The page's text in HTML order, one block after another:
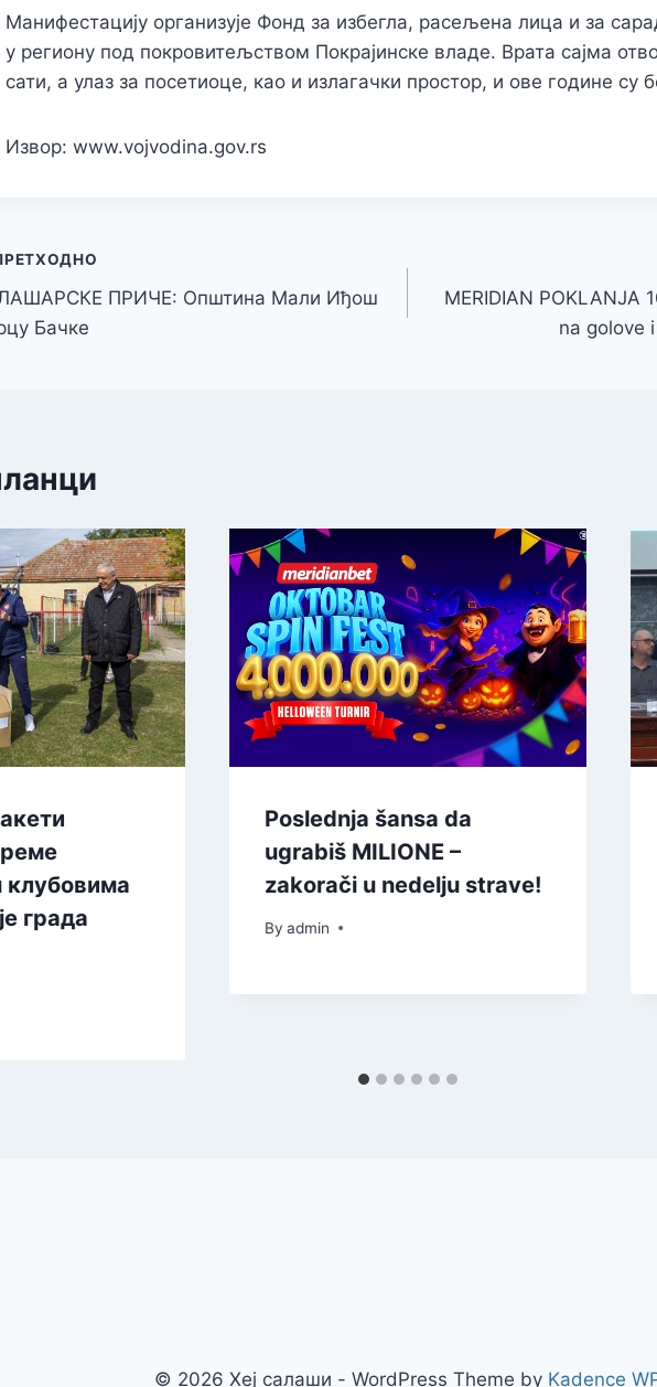
Манифестацију организује Фонд за избегла, расељена лица и за
у региону под покровитељством Покрајинске владе. Врата сајма
сати, а улаз за посетиоце, као и излагачки простор, и ове године су
Извор: www.vojvodina.gov.rs
ПРИЧЕ: Општина Мали Иђош
Бачке
MERIDIAN POKLANJA
na golove
града
Poslednja šansa da
ugrabiš MILIONE –
zakorači u nedelju strave!
By admin
© 2026 Хеј салаши - WordPress Theme by Kadence